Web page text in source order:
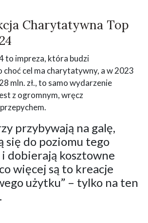
Charytatywna Top
to impreza, która budzi
cel ma charytatywny, a w 2023
mln. zł., to samo wydarzenie
z ogromnym, wręcz
przybywają na galę,
się do poziomu tego
dobierają kosztowne
więcej są to kreacje
użytku” – tylko na ten